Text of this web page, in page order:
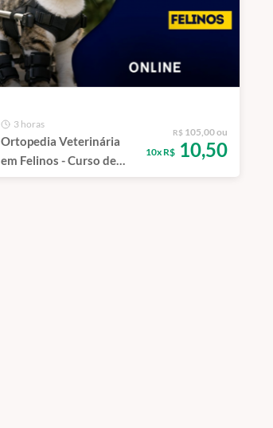
3 horas
Ortopedia Veterinária
em Felinos - Curso de
Capacitação EAD
R$ 105,00 ou
10x R$ 10,50